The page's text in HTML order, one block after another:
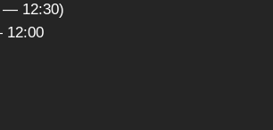
— 12:30)
12:00